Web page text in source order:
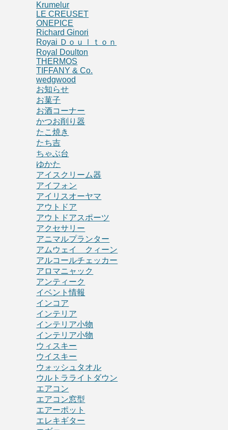
Krumelur
LE CREUSET
ONEPICE
Richard Ginori
Royai Ｄｏｕｌｔｏｎ
Royal Doulton
THERMOS
TIFFANY & Co.
wedgwood
お知らせ
お菓子
お酒コーナー
かつお削り器
たこ焼き
たち吉
ちゃぶ台
ゆかた
アイスクリーム器
アイフォン
アイリスオーヤマ
アウトドア
アウトドアスポーツ
アクセサリー
アニマルプランター
アムウェイ クィーン
アルコールチェッカー
アロマニャック
アンティーク
イベント情報
インコア
インテリア
インテリア小物
インテリア小物
ウィスキー
ウイスキー
ウォッシュタオル
ウルトラライトダウン
エアコン
エアコン窓型
エアーポット
エレキギター